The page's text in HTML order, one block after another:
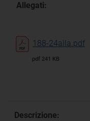
Allegati:
188-24alla.pdf
pdf 241 KB
Descrizione: